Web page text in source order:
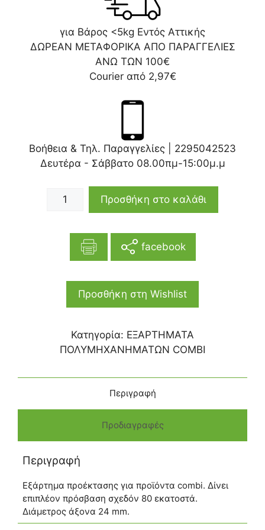
για Βάρος <5kg Εντός Αττικής
ΔΩΡΕΑΝ ΜΕΤΑΦΟΡΙΚΑ ΑΠΟ ΠΑΡΑΓΓΕΛΙΕΣ
ΑΝΩ ΤΩΝ 100€
Courier από 2,97€
Βοήθεια & Τηλ. Παραγγελίες | 2295042523
Δευτέρα - Σάββατο 08.00πμ-15:00μ.μ
Προσθήκη στο καλάθι
facebook
Προσθήκη στη Wishlist
Κατηγορία: ΕΞΑΡΤΗΜΑΤΑ
ΠΟΛΥΜΗΧΑΝΗΜΑΤΩΝ COMBI
Περιγραφή
Προδιαγραφές
Περιγραφή
Εξάρτημα προέκτασης για προϊόντα combi. Δίνει
επιπλέον πρόσβαση σχεδόν 80 εκατοστά.
Διάμετρος άξονα 24 mm.